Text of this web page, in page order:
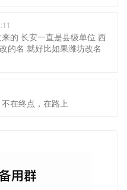
的 长安一直是县级单位 西
的名 就好比如果潍坊改名
在终点，在路上